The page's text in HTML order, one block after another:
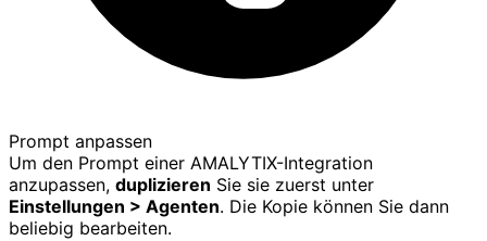
Prompt anpassen
Um den Prompt einer AMALYTIX-Integration
anzupassen, duplizieren Sie sie zuerst unter
Einstellungen > Agenten. Die Kopie können Sie dann
beliebig bearbeiten.